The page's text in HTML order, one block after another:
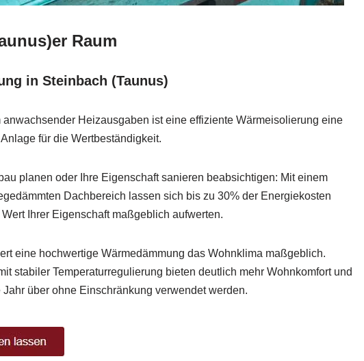
Raum
in Steinbach (Taunus)
anwachsender Heizausgaben ist eine effiziente Wärmeisolierung eine
für die Wertbeständigkeit.
planen oder Ihre Eigenschaft sanieren beabsichtigen: Mit einem
Dachbereich lassen sich bis zu 30% der Energiekosten
Ihrer Eigenschaft maßgeblich aufwerten.
eine hochwertige Wärmedämmung das Wohnklima maßgeblich.
stabiler Temperaturregulierung bieten deutlich mehr Wohnkomfort und
Jahr über ohne Einschränkung verwendet werden.